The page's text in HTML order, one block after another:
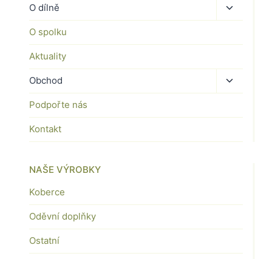
O dílně
Toggle
child
O spolku
Aktuality
Obchod
Toggle
child
Podpořte nás
Kontakt
NAŠE VÝROBKY
Koberce
Oděvní doplňky
Ostatní